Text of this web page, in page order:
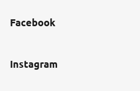
Facebook
Instagram